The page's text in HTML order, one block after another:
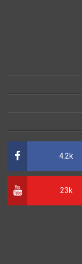
4.2k
23k